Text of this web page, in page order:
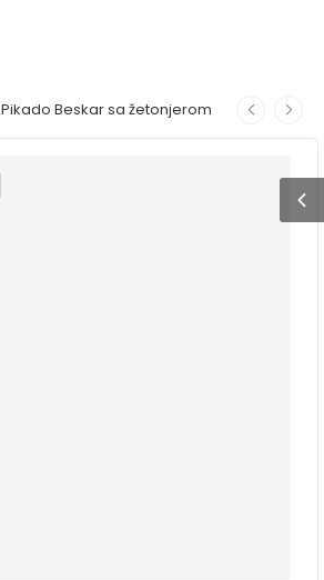
Pikado Beskar sa žetonjerom